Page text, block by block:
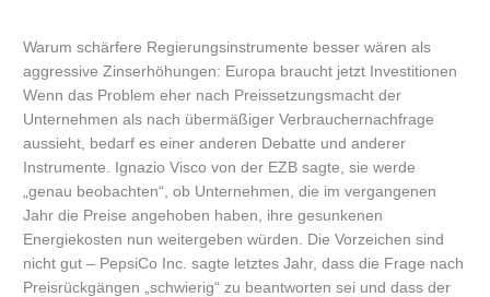
Warum schärfere Regierungsinstrumente besser wären als
aggressive Zinserhöhungen: Europa braucht jetzt Investitionen
Wenn das Problem eher nach Preissetzungsmacht der
Unternehmen als nach übermäßiger Verbrauchernachfrage
aussieht, bedarf es einer anderen Debatte und anderer
Instrumente. Ignazio Visco von der EZB sagte, sie werde
„genau beobachten“, ob Unternehmen, die im vergangenen
Jahr die Preise angehoben haben, ihre gesunkenen
Energiekosten nun weitergeben würden. Die Vorzeichen sind
nicht gut – PepsiCo Inc. sagte letztes Jahr, dass die Frage nach
Preisrückgängen „schwierig“ zu beantworten sei und dass der